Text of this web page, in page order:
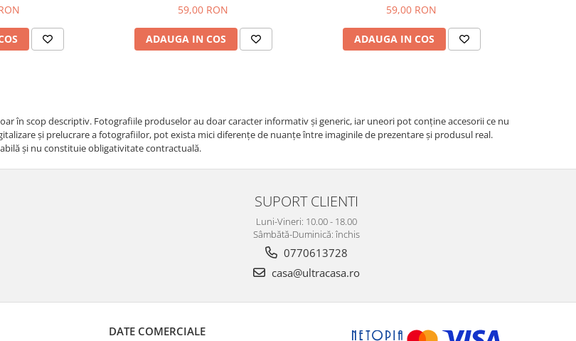
59,00 RON
ADAUGA IN COS
59,00 RON
ADAUGA IN COS
în scop descriptiv. Fotografiile produselor au doar caracter informativ şi generic, iar uneori pot conţine accesorii ce nu
și prelucrare a fotografiilor, pot exista mici diferențe de nuanțe între imaginile de prezentare și produsul real.
şi nu constituie obligativitate contractuală.
SUPORT CLIENTI
Luni-Vineri: 10.00 - 18.00
Sâmbătă-Duminică: închis
0770613728
casa@ultracasa.ro
DATE COMERCIALE